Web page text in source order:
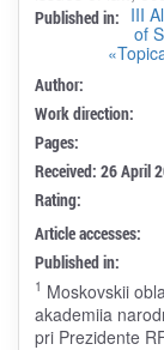
Published in: III
of
Author:
Work direction:
Pages:
Received: 26 April
Rating:
Article accesses:
Published in:
1 Moskovskii
akademiia
pri Prezidente